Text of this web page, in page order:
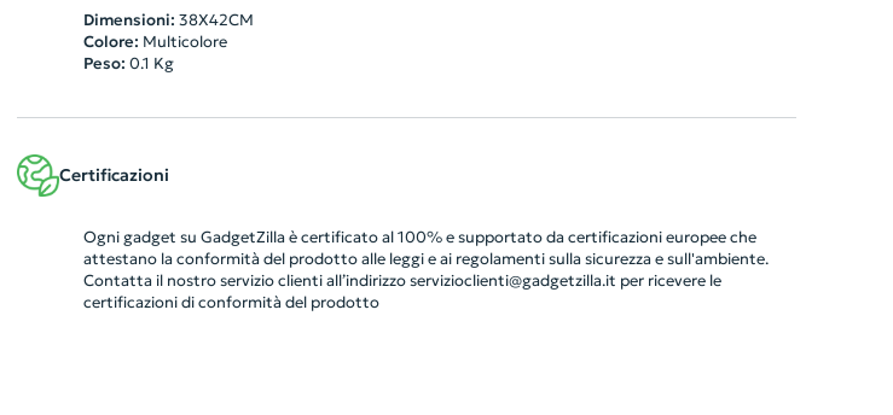
Dimensioni: 38X42CM
Colore: Multicolore
Peso: 0.1 Kg
Certificazioni
Ogni gadget su GadgetZilla è certificato al 100% e supportato da certificazioni europee che
attestano la conformità del prodotto alle leggi e ai regolamenti sulla sicurezza e sull'ambiente.
Contatta il nostro servizio clienti all’indirizzo servizioclienti@gadgetzilla.it per ricevere le
certificazioni di conformità del prodotto